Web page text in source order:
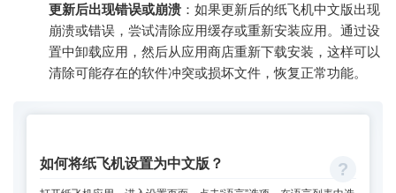
更新后出现错误或崩溃 ：如果更新后的纸飞机中文版出现
崩溃或错误，尝试清除应用缓存或重新安装应用。通过设
置中卸载应用，然后从应用商店重新下载安装，这样可以
清除可能存在的软件冲突或损坏文件，恢复正常功能。
如何将纸飞机设置为中文版？